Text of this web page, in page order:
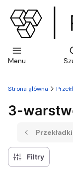
Menu
Strona główna
3-
Filtry